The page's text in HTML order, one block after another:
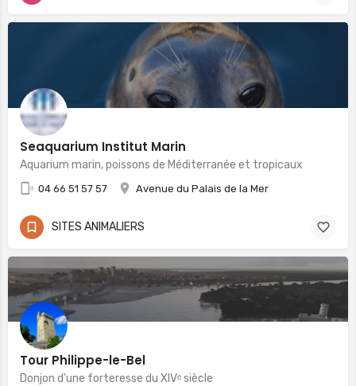
Seaquarium Institut Marin
Aquarium marin, poissons de Méditerranée et tropicaux
04 66 51 57 57 Avenue du Palais de la Mer
SITES ANIMALIERS
Tour Philippe-le-Bel
Donjon d’une forteresse du XIVᵉ siècle